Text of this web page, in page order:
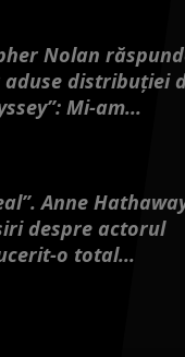
Nolan
distribuției
Mi-am...
Anne
despre actorul
o total...